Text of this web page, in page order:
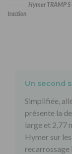
Hymer TRAMP
traction
Un second
Simplifiée,
présente la
large et 2,77
Hymer sur
recarrossage